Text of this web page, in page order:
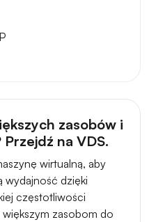
zasobów i
na VDS.
wirtualną, aby
wydajność dzięki
częstotliwości
zasobom do